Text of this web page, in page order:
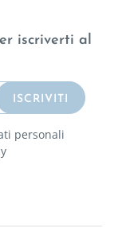
iscriverti al
personali